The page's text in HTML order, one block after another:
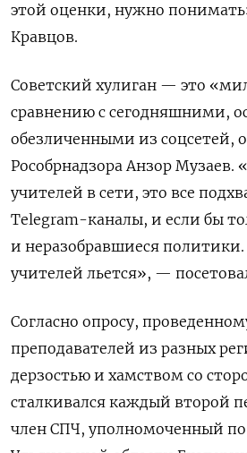
этой оценки, нужно
Кравцов.
Советский хулиган — это
сравнению с сегодняшними,
обезличенными из соцсетей,
Рособрнадзора Анзор Музаев.
учителей в сети, это все
Telegram-каналы, и если бы
и неразобравшиеся политики.
учителей льется», —
Согласно опросу,
преподавателей из разных
дерзостью и хамством со
сталкивался каждый второй
член СПЧ, уполномоченный по